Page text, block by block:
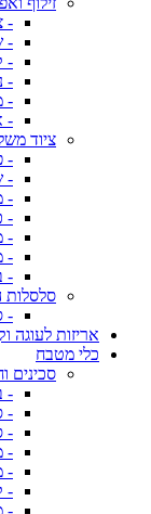
-
-
-
-
-
-
ציוד
-
-
-
-
-
-
-
-
אריזות לעוגה
כלי מטבח
סכינים
-
-
-
-
-
-
-